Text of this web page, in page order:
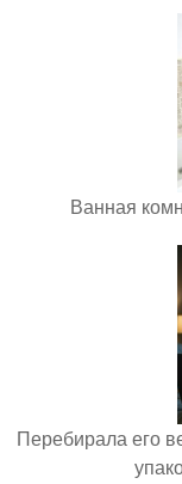
Ванная
Перебирала его